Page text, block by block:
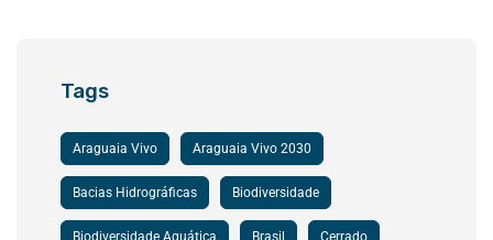
Tags
Araguaia Vivo Araguaia Vivo 2030
Bacias Hidrográficas Biodiversidade
Biodiversidade Aquática Brasil Cerrado